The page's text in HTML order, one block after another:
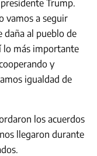
Trump.
vamos a seguir
daña al pueblo de
lo más importante
y
igualdad de
los acuerdos
llegaron durante